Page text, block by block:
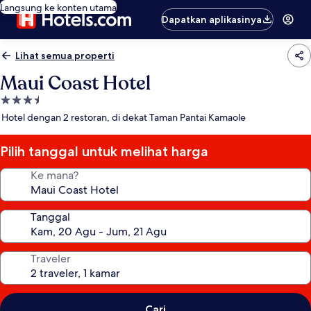
Langsung ke konten utama
Dapatkan aplikasinya
Lihat semua properti
Maui Coast Hotel
Properti
bintang
Hotel dengan 2 restoran, di dekat Taman Pantai Kamaole
Pilih tanggal untuk melihat harga
Ke mana?
Tanggal
Traveler